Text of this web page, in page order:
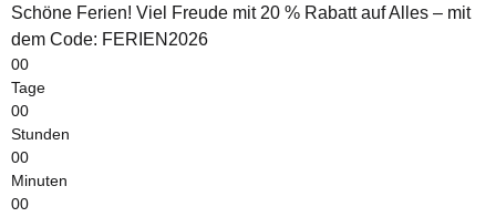
Schöne Ferien! Viel Freude mit 20 % Rabatt auf Alles – mit
dem Code: FERIEN2026
00
Tage
00
Stunden
00
Minuten
00